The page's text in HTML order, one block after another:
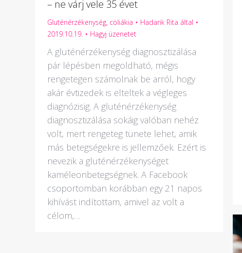
– ne várj vele 35 évet
Gluténérzékenység, cöliákia Hadarik Rita által
2019.10.19.
Hagyj üzenetet
A gluténérzékenység diagnosztizálása
pár lépésben megoldható, mégis
rengetegen számolnak be arról, hogy
akár évtizedek is elteltek a végleges
diagnózisig. A gluténérzékenység
diagnosztizálása sokáig valóban nehéz
volt, mert rengeteg tünete lehet, amik
más betegségekre is jellemzőek. Ezért is
nevezik a gluténérzékenységet
kaméleonbetegségnek. A Facebook
csoportomban korábban egy 21 napos
kihívást indítottam, amivel az volt a
célom,…